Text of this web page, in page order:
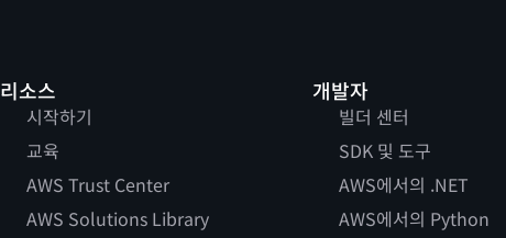
리소스
시작하기
교육
AWS Trust Center
AWS Solutions Library
개발자
빌더 센터
SDK 및 도구
AWS에서의 .NET
AWS에서의 Python